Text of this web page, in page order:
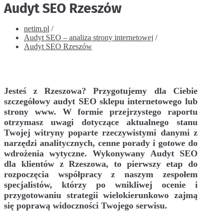
Audyt SEO Rzeszów
netim.pl /
Audyt SEO – analiza strony internetowej /
Audyt SEO Rzeszów
Jesteś z Rzeszowa? Przygotujemy dla Ciebie
szczegółowy audyt SEO sklepu internetowego lub
strony www. W formie przejrzystego raportu
otrzymasz uwagi dotyczące aktualnego stanu
Twojej witryny poparte rzeczywistymi danymi z
narzędzi analitycznych, cenne porady i gotowe do
wdrożenia wytyczne. Wykonywany Audyt SEO
dla klientów z Rzeszowa, to pierwszy etap do
rozpoczęcia współpracy z naszym zespołem
specjalistów, którzy po wnikliwej ocenie i
przygotowaniu strategii wielokierunkowo zajmą
się poprawą widoczności Twojego serwisu.